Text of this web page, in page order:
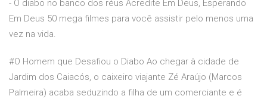
- O diabo no banco dos réus Acredite Em Deus, Esperando
Em Deus 50 mega filmes para você assistir pelo menos uma
vez na vida.
#O Homem que Desafiou o Diabo Ao chegar à cidade de
Jardim dos Caiacós, o caixeiro viajante Zé Araújo (Marcos
Palmeira) acaba seduzindo a filha de um comerciante e é